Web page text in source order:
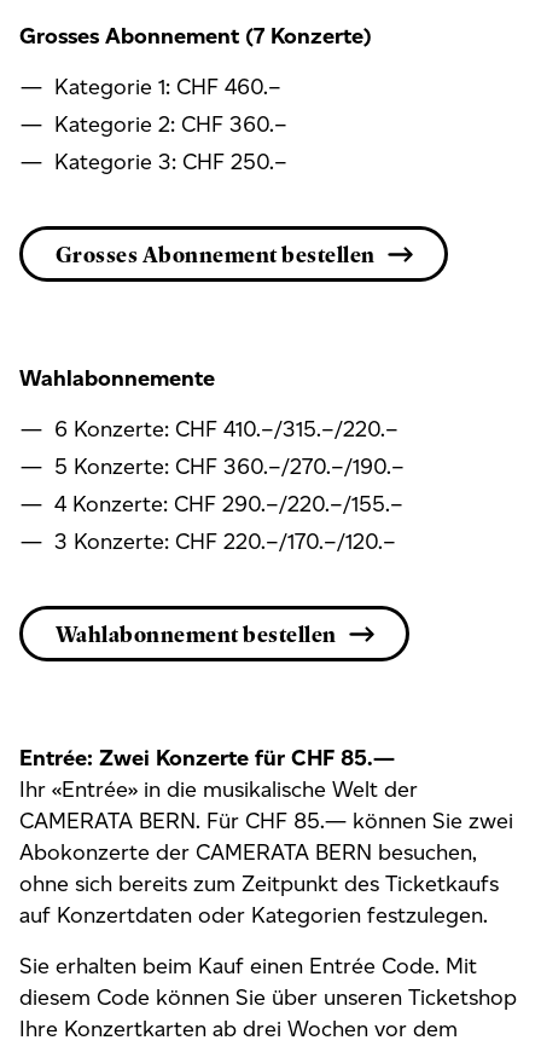
Grosses Abonnement (7 Konzerte)
Kategorie 1: CHF 460.–
Kategorie 2: CHF 360.–
Kategorie 3: CHF 250.–
Grosses Abonnement bestellen
Wahlabonnemente
6 Konzerte: CHF 410.–/315.–/220.–
5 Konzerte: CHF 360.–/270.–/190.–
4 Konzerte: CHF 290.–/220.–/155.–
3 Konzerte: CHF 220.–/170.–/120.–
Wahlabonnement bestellen
Entrée: Zwei Konzerte für CHF 85.—
Ihr «Entrée» in die musikalische Welt der
CAMERATA BERN. Für CHF 85.— können Sie zwei
Abokonzerte der CAMERATA BERN besuchen,
ohne sich bereits zum Zeitpunkt des Ticketkaufs
auf Konzertdaten oder Kategorien festzulegen.
Sie erhalten beim Kauf einen Entrée Code. Mit
diesem Code können Sie über unseren Ticketshop
Ihre Konzertkarten ab drei Wochen vor dem